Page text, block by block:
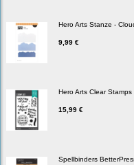
Hero Arts Stanze -
9,99 €
Hero Arts Clear
15,99 €
Spellbinders